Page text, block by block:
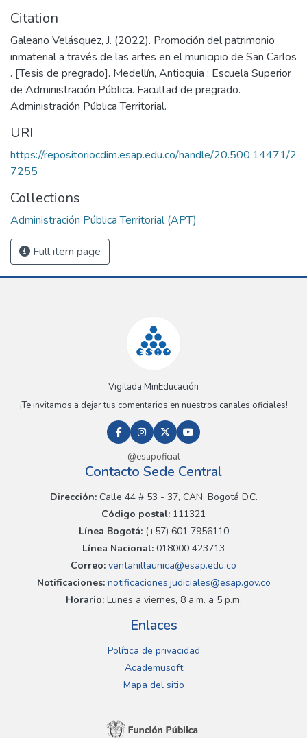
Citation
Galeano Velásquez, J. (2022). Promoción del patrimonio
inmaterial a través de las artes en el municipio de San Carlos
. [Tesis de pregrado]. Medellín, Antioquia : Escuela Superior
de Administración Pública. Facultad de pregrado.
Administración Pública Territorial.
URI
https://repositoriocdim.esap.edu.co/handle/20.500.14471/2
7255
Collections
Administración Pública Territorial (APT)
Full item page
Vigilada MinEducación
¡Te invitamos a dejar tus comentarios en nuestros canales oficiales!
@esapoficial
Contacto Sede Central
Dirección:Calle 44 # 53 - 37, CAN, Bogotá D.C.
Código postal: 111321
Línea Bogotá:(+57) 601 7956110
Línea Nacional: 018000 423713
Correo: ventanillaunica@esap.edu.co
Notificaciones:notificaciones.judiciales@esap.gov.co
Horario:Lunes a viernes, 8 a.m. a 5 p.m.
Enlaces
Política de privacidad
Academusoft
Mapa del sitio